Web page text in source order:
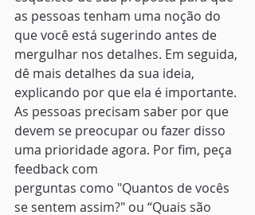
as pessoas tenham uma noção do
que você está sugerindo antes de
mergulhar nos detalhes. Em seguida,
dê mais detalhes da sua ideia,
explicando por que ela é importante.
As pessoas precisam saber por que
devem se preocupar ou fazer disso
uma prioridade agora. Por fim, peça
feedback com
perguntas como "Quantos de vocês
se sentem assim?" ou “Quais são